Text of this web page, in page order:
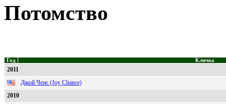
Потомство
Год Кличка
2011
Джой Ченс (Joy Chance)
2010